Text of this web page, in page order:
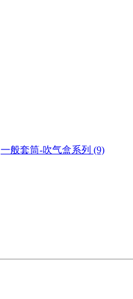
一般套筒-吹气盒系列 (9)